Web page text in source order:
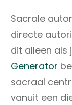
Sacrale
directe
dit alleen als
Generator
sacraal
vanuit een